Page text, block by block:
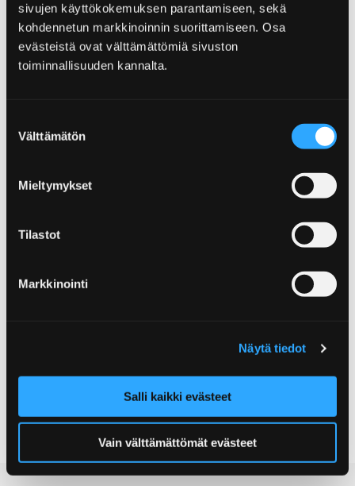
sivujen käyttökokemuksen parantamiseen, sekä
kohdennetun markkinoinnin suorittamiseen. Osa
evästeistä ovat välttämättömiä sivuston
toiminnallisuuden kannalta.
valinta
Välttämätön
Mieltymykset
Tilastot
Markkinointi
Näytä tiedot
Salli kaikki evästeet
Vain välttämättömät evästeet
Yyteri Resort & Camping